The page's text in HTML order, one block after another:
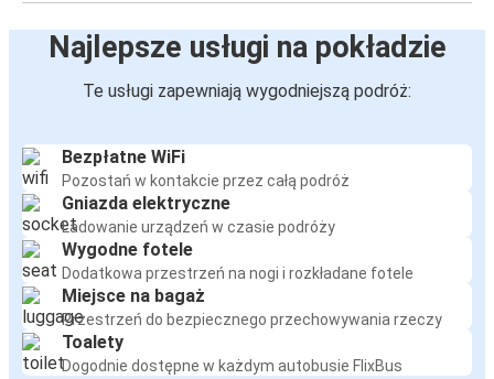
Najlepsze usługi na pokładzie
Te usługi zapewniają wygodniejszą podróż:
Bezpłatne WiFi
Pozostań w kontakcie przez całą podróż
Gniazda elektryczne
Ładowanie urządzeń w czasie podróży
Wygodne fotele
Dodatkowa przestrzeń na nogi i rozkładane fotele
Miejsce na bagaż
Przestrzeń do bezpiecznego przechowywania rzeczy
Toalety
Dogodnie dostępne w każdym autobusie FlixBus